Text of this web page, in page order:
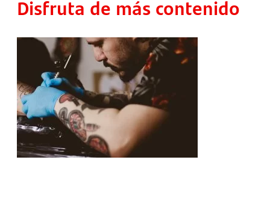
Disfruta de más contenido